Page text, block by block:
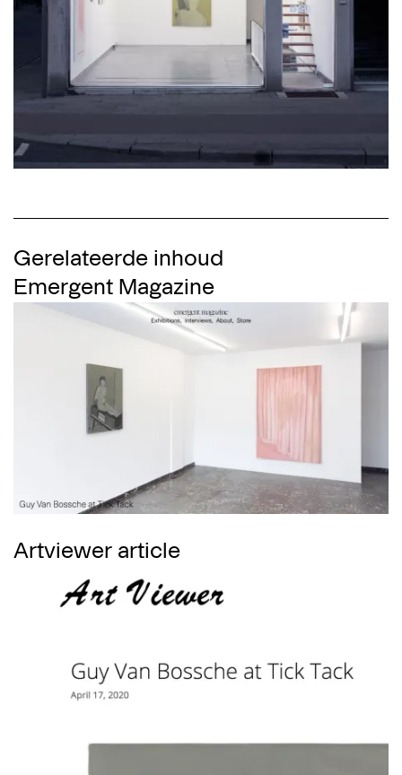
Gerelateerde inhoud
Emergent Magazine
Artviewer article